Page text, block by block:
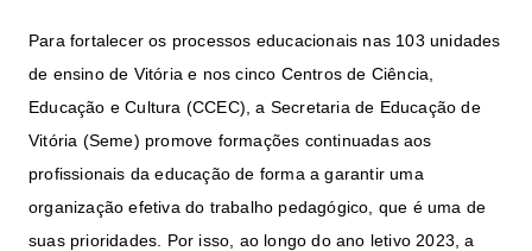
at
s
A
p
p
e
b
o
o
k
er l
Para fortalecer os processos educacionais nas 103 unidades
de ensino de Vitória e nos cinco Centros de Ciência,
Educação e Cultura (CCEC), a Secretaria de Educação de
Vitória (Seme) promove formações continuadas aos
profissionais da educação de forma a garantir uma
organização efetiva do trabalho pedagógico, que é uma de
suas prioridades. Por isso, ao longo do ano letivo 2023, a